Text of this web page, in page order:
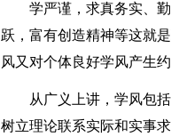
学严谨，求真务实、
跃，富有创造精神等这就
风又对个体良好学风产生
从广义上讲，学风包
树立理论联系实际和实事